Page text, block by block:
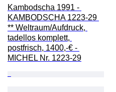
Kambodscha 1991 -
KAMBODSCHA 1223-29
** Weltraum/Aufdruck,
tadellos komplett,
postfrisch, 1400,-€ -
MICHEL Nr. 1223-29